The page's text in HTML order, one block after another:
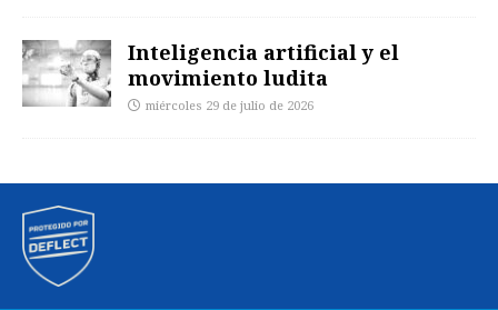
Inteligencia artificial y el
movimiento ludita
miércoles 29 de julio de 2026